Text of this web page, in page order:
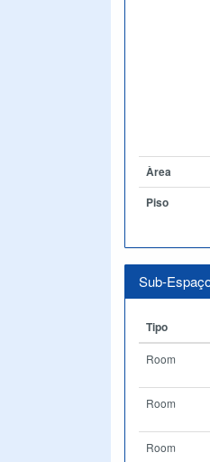
Àrea
Piso
Sub-
Tipo
Room
Room
Room